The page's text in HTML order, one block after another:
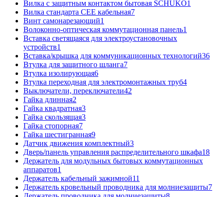
Вилка с защитным контактом бытовая SCHUKO1
Вилка стандарта CEE кабельная7
Винт самонарезающий1
Волоконно-оптическая коммутационная панель1
Вставка светящаяся для электроустановочных
устройств1
Вставка/крышка для коммуникационных технологий36
Втулка для защитного шланга7
Втулка изолирующая6
Втулка переходная для электромонтажных труб4
Выключатели, переключатели42
Гайка длинная2
Гайка квадратная3
Гайка скользящая3
Гайка стопорная7
Гайка шестигранная9
Датчик движения комплектный3
Дверь/панель управления распределительного шкафа18
Держатель для модульных бытовых коммутационных
аппаратов1
Держатель кабельный зажимной11
Держатель кровельный проводника для молниезащиты7